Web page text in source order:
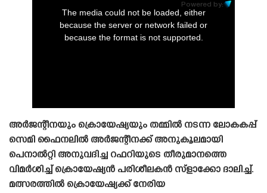
Powered by:
The media could not be loaded, either
because the server or network failed or
because the format is not supported.
അർജന്റീനയും ക്രൊയേഷ്യയും തമ്മിൽ നടന്ന ലോകകപ്പ്
സെമി ഫൈനലിൽ അർജന്റീനക്ക് അനുകൂലമായി
പെനാൽറ്റി അനുവദിച്ച റഫറിയുടെ തീരുമാനത്തെ
വിമർശിച്ച് ക്രൊയേഷ്യൻ പരിശീലകൻ സ്ളാക്കോ ദാലിച്ച്.
മത്സരത്തിൽ ക്രൊയേഷ്യക്ക് നേരിയ